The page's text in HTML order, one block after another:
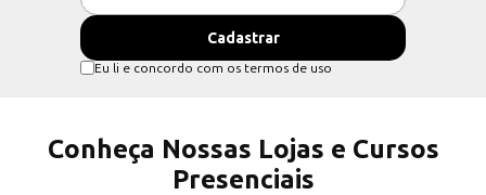
Eu li e concordo com os termos de uso
Conheça Nossas Lojas e Cursos
Presenciais